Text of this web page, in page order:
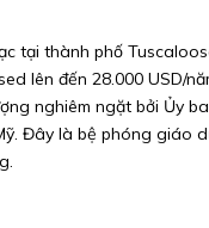
thành phố
lên đến 28.000 USD/
nghiêm ngặt bởi Ủy
Đây là bệ phóng